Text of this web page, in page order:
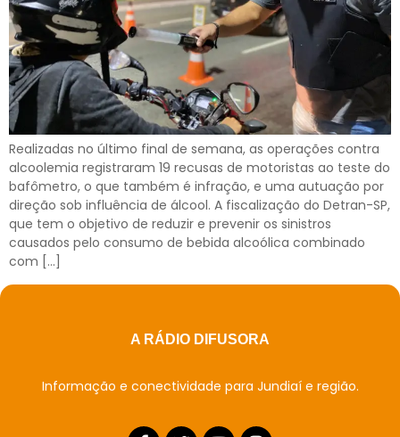
Realizadas no último final de semana, as operações contra
alcoolemia registraram 19 recusas de motoristas ao teste do
bafômetro, o que também é infração, e uma autuação por
direção sob influência de álcool. A fiscalização do Detran-SP,
que tem o objetivo de reduzir e prevenir os sinistros
causados pelo consumo de bebida alcoólica combinado
com […]
A RÁDIO DIFUSORA
Informação e conectividade para Jundiaí e região.